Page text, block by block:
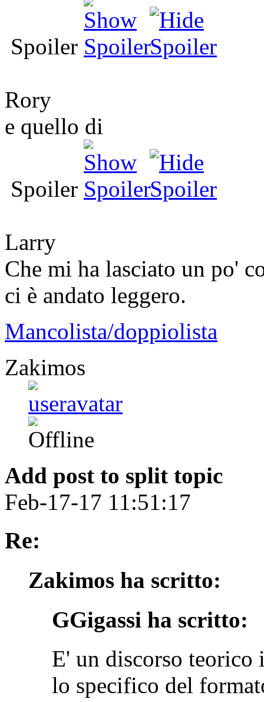
Spoiler
Rory
e quello di
Spoiler
Larry
Che mi ha lasciato un po'
ci è andato leggero.
Mancolista/doppiolista
Zakimos
Add post to split topic
Feb-17-17 11:51:17
Re:
Zakimos ha scritto:
GGigassi ha scritto:
E' un discorso teorico
lo specifico del